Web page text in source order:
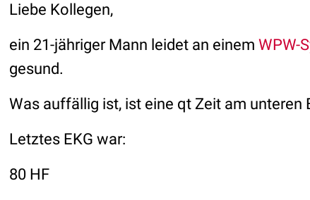
Liebe Kollegen,
ein 21-jähriger Mann leidet an einem WPW-
gesund.
Was auffällig ist, ist eine qt Zeit am unteren
Letztes EKG war:
80 HF